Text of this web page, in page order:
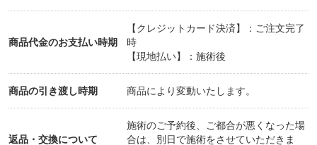
商品代金のお支払い時期
【クレジットカード決済】：ご注文完了
時
【現地払い】：施術後
商品の引き渡し時期 商品により変動いたします。
返品・交換について
施術のご予約後、ご都合が悪くなった場
合は、別日で施術をさせていただきま